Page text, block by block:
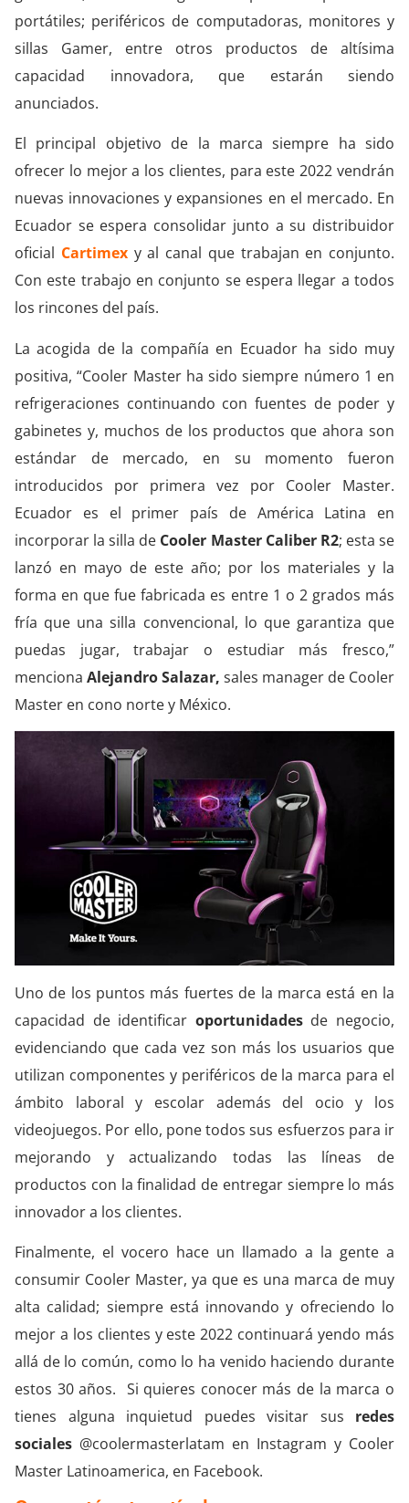
portátiles; periféricos de computadoras, monitores y
sillas Gamer, entre otros productos de altísima
capacidad innovadora, que estarán siendo
anunciados.
El principal objetivo de la marca siempre ha sido
ofrecer lo mejor a los clientes, para este 2022 vendrán
nuevas innovaciones y expansiones en el mercado. En
Ecuador se espera consolidar junto a su distribuidor
oficial Cartimexy al canal que trabajan en conjunto.
Con este trabajo en conjunto se espera llegar a todos
los rincones del país.
La acogida de la compañía en Ecuador ha sido muy
positiva, “Cooler Master ha sido siempre número 1 en
refrigeraciones continuando con fuentes de poder y
gabinetes y, muchos de los productos que ahora son
estándar de mercado, en su momento fueron
introducidos por primera vez por Cooler Master.
Ecuador es el primer país de América Latina en
incorporar la silla de Cooler Master Caliber R2; esta se
lanzó en mayo de este año; por los materiales y la
forma en que fue fabricada es entre 1 o 2 grados más
fría que una silla convencional, lo que garantiza que
puedas jugar, trabajar o estudiar más fresco,”
menciona Alejandro Salazar, sales manager de Cooler
Master en cono norte y México.
Uno de los puntos más fuertes de la marca está en la
capacidad de identificar oportunidadesde negocio,
evidenciando que cada vez son más los usuarios que
utilizan componentes y periféricos de la marca para el
ámbito laboral y escolar además del ocio y los
videojuegos. Por ello, pone todos sus esfuerzos para ir
mejorando y actualizando todas las líneas de
productos con la finalidad de entregar siempre lo más
innovador a los clientes.
Finalmente, el vocero hace un llamado a la gente a
consumir Cooler Master, ya que es una marca de muy
alta calidad; siempre está innovando y ofreciendo lo
mejor a los clientes y este 2022 continuará yendo más
allá de lo común, como lo ha venido haciendo durante
estos 30 años. Si quieres conocer más de la marca o
tienes alguna inquietud puedes visitar sus redes
sociales @coolermasterlatam en Instagram y Cooler
Master Latinoamerica, en Facebook.